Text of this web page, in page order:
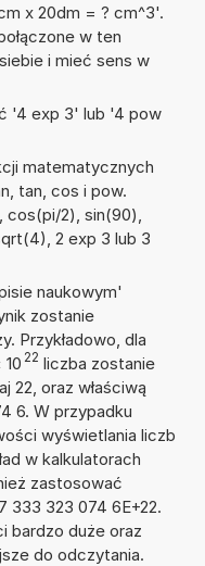
x 20dm = ? cm^3'.
w ten
i mieć sens w
'4 exp 3' lub '4 pow
matematycznych
tan, cos i pow.
cos(pi/2), sin(90),
2 exp 3 lub 3
naukowym'
zostanie
Przykładowo, dla
10 22 liczba zostanie
22, oraz właściwą
6. W przypadku
wyświetlania liczb
w kalkulatorach
zastosować
333 323 074 6E+22.
bardzo duże oraz
do odczytania.